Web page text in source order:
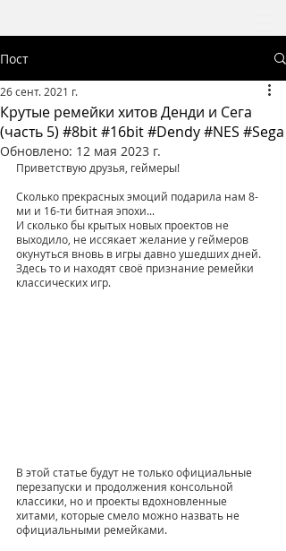
Пост
Крутые ремейки хитов Денди и Сега
(часть 5) #8bit #16bit #Dendy #NES #Sega
26 сент. 2021 г.
Обновлено: 12 мая 2023 г.
Приветствую друзья, геймеры!
Сколько прекрасных эмоций подарила нам 8-
ми и 16-ти битная эпохи...
И сколько бы крытых новых проектов не
выходило, не иссякает желание у геймеров
окунуться вновь в игры давно ушедших дней.
Здесь то и находят своё признание ремейки
классических игр.
В этой статье будут не только официальные
перезапуски и продолжения консольной
классики, но и проекты вдохновленные
хитами, которые смело можно назвать не
официальными ремейками.